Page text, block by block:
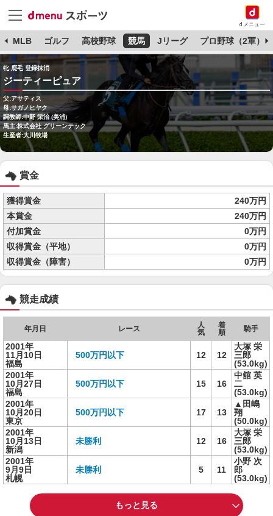
dメニュー
MLB ゴルフ 高校野球 競馬 Jリーグ プロ野球（2軍）
牝 鹿毛 登録抹消
ジーティーピュア
父:アサティス
母:サガノヒヤク
調教師:中野 栄治 (美浦)
馬主:株式会社 グリーンテック
生産者:大川牧場
賞金
獲得賞金
240万円
本賞金
240万円
付加賞金
0万円
収得賞金（平地）
0万円
収得賞金（障害）
0万円
競走成績
年月日 レース
人
気
着
順
騎手
2001年
11月10日
福島
500万円以下 12 12
大塚 栄
三郎
(53.0kg)
2001年
10月27日
福島
500万円以下 15 16
中舘 英
二
(53.0kg)
2001年
10月20日
東京
500万円以下 17 13
▲田嶋
翔
(50.0kg)
2001年
10月13日
新潟
未勝利 12 16
大塚 栄
三郎
(53.0kg)
2001年
9月9日
札幌
未勝利 5 11
小野 次
郎
(53.0kg)
もっと見る